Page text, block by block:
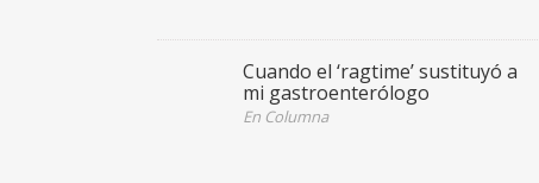
Cuando el ‘ragtime’ sustituyó a
mi gastroenterólogo
En Columna